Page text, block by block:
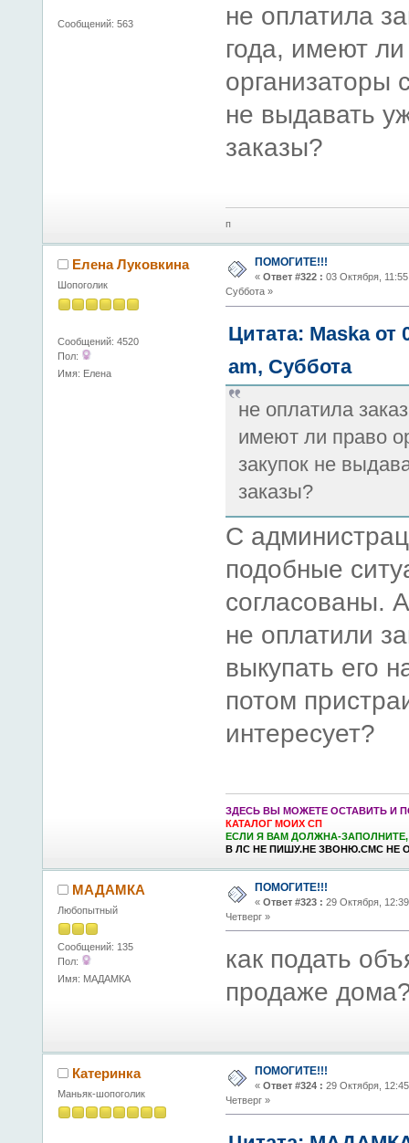
Сообщений: 563
не оплатила
года, имеют
организаторы
не выдавать
заказы?
п
Елена Луковкина
Шопоголик
Сообщений: 4520
Пол:
Имя: Елена
ПОМОГИТЕ!!!
« Ответ #322 : 03 Октября,
Суббота »
Цитата: Maska от
am, Суббота
не оплатила
имеют ли право
закупок не
заказы?
С
подобные
согласованы.
не оплатили
выкупать его
потом
интересует?
ЗДЕСЬ ВЫ МОЖЕТЕ ОСТАВИТЬ И
КАТАЛОГ МОИХ СП
ЕСЛИ Я ВАМ ДОЛЖНА-
В ЛС НЕ ПИШУ.НЕ ЗВОНЮ.СМС НЕ
МАДАМКА
Любопытный
Сообщений: 135
Пол:
Имя: МАДАМКА
ПОМОГИТЕ!!!
« Ответ #323 : 29 Октября,
Четверг »
как подать
продаже
Катеринка
Маньяк-шопоголик
ПОМОГИТЕ!!!
« Ответ #324 : 29 Октября,
Четверг »